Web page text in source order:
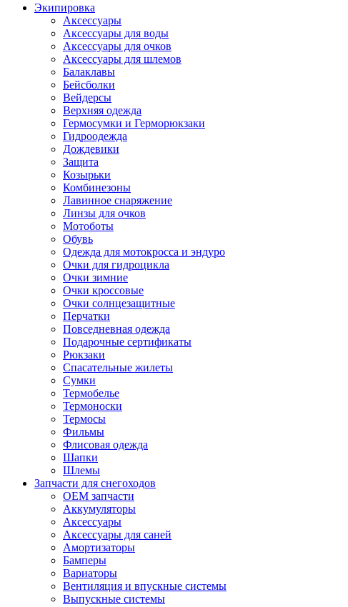
Экипировка
Аксессуары
Аксессуары для воды
Аксессуары для очков
Аксессуары для шлемов
Балаклавы
Бейсболки
Вейдерсы
Верхняя одежда
Гермосумки и Герморюкзаки
Гидроодежда
Дождевики
Защита
Козырьки
Комбинезоны
Лавинное снаряжение
Линзы для очков
Мотоботы
Обувь
Одежда для мотокросса и эндуро
Очки для гидроцикла
Очки зимние
Очки кроссовые
Очки солнцезащитные
Перчатки
Повседневная одежда
Подарочные сертификаты
Рюкзаки
Спасательные жилеты
Сумки
Термобелье
Термоноски
Термосы
Фильмы
Флисовая одежда
Шапки
Шлемы
Запчасти для снегоходов
OEM запчасти
Аккумуляторы
Аксессуары
Аксессуары для саней
Амортизаторы
Бамперы
Вариаторы
Вентиляция и впускные системы
Выпускные системы